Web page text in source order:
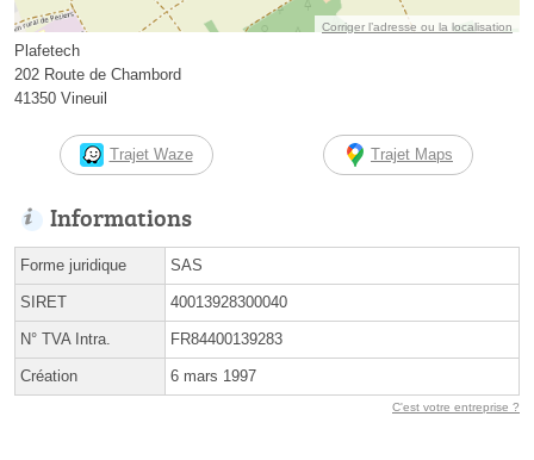
Corriger l’adresse ou la localisation
Plafetech
202 Route de Chambord
41350 Vineuil
Trajet Waze Trajet Maps
Informations
Forme juridique SAS
SIRET 40013928300040
N° TVA Intra. FR84400139283
Création 6 mars 1997
C'est votre entreprise ?